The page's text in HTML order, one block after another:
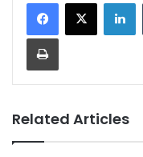
Print
Related Articles